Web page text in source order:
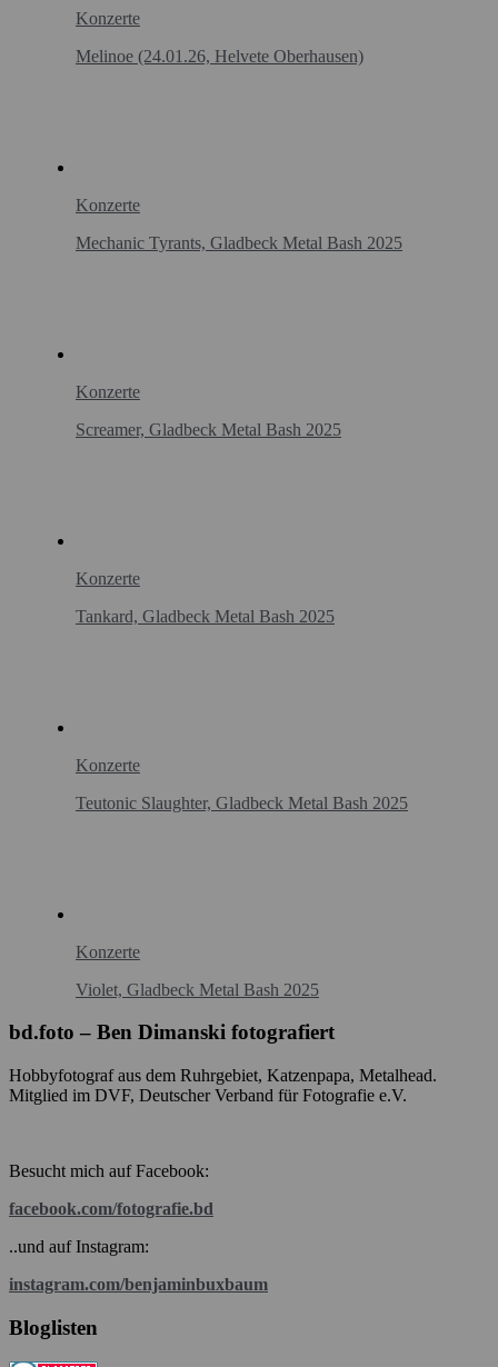
Konzerte
Melinoe (24.01.26, Helvete Oberhausen)
Konzerte
Mechanic Tyrants, Gladbeck Metal Bash 2025
Konzerte
Screamer, Gladbeck Metal Bash 2025
Konzerte
Tankard, Gladbeck Metal Bash 2025
Konzerte
Teutonic Slaughter, Gladbeck Metal Bash 2025
Konzerte
Violet, Gladbeck Metal Bash 2025
bd.foto – Ben Dimanski fotografiert
Hobbyfotograf aus dem Ruhrgebiet, Katzenpapa, Metalhead.
Mitglied im DVF, Deutscher Verband für Fotografie e.V.
Besucht mich auf Facebook:
facebook.com/fotografie.bd
..und auf Instagram:
instagram.com/benjaminbuxbaum
Bloglisten